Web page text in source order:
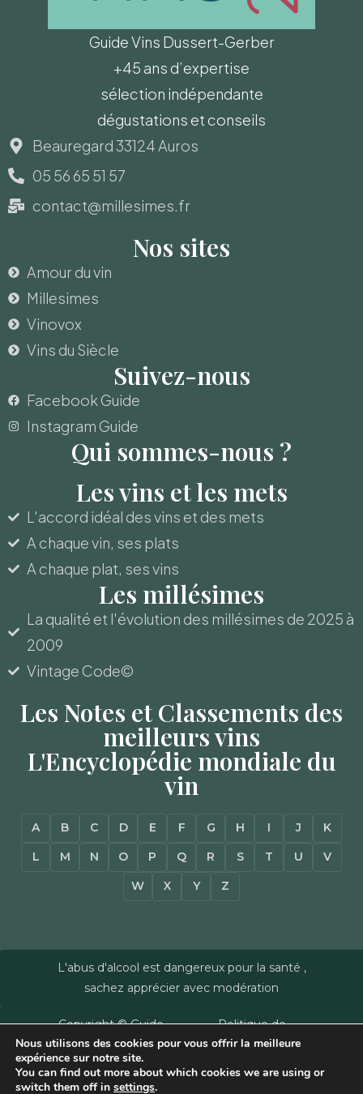
Guide Vins Dussert-Gerber
+45 ans d’expertise
sélection indépendante
dégustations et conseils
Beauregard 33124 Auros
05 56 65 51 57
contact@millesimes.fr
Nos sites
Amour du vin
Millesimes
Vinovox
Vins du Siècle
Suivez-nous
Facebook Guide
Instagram Guide
Qui sommes-nous ?
Les vins et les mets
L'accord idéal des vins et des mets
A chaque vin, ses plats
A chaque plat, ses vins
Les millésimes
La qualité et l'évolution des millésimes de 2025 à
2009
Vintage Code©
Les Notes et Classements des
meilleurs vins
L'Encyclopédie mondiale du
vin
A B C D E F G H I J
K
L
M N O P Q R S T U
V
W
X Y Z
L'abus d'alcool est dangereux pour la santé ,
sachez apprécier avec modération
Copyright © Guide
des Vins - Sas
Millésimes et
Dussert-Gerber -
Politique de
confidentialité–
Nous utilisons des cookies pour vous offrir la meilleure
expérience sur notre site.
You can find out more about which cookies we are using or
switch them off in settings.